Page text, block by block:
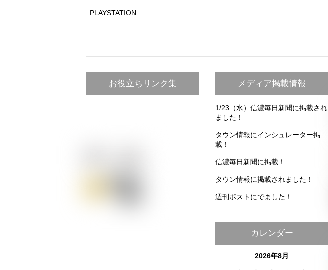
PLAYSTATION
お役立ちリンク集 メディア掲載情報
1/23（水）信濃毎日新聞に掲載され
ました！
タウン情報にインシュレーター掲
載！
信濃毎日新聞に掲載！
タウン情報に掲載されました！
週刊ポストにでました！
カレンダー
2026年8月